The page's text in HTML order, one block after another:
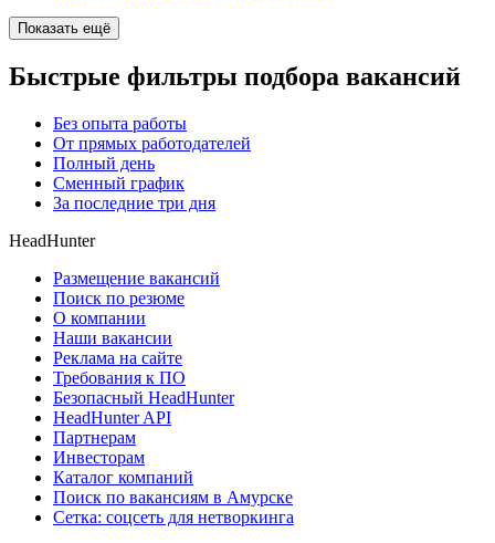
Показать ещё
Быстрые фильтры подбора вакансий
Без опыта работы
От прямых работодателей
Полный день
Сменный график
За последние три дня
HeadHunter
Размещение вакансий
Поиск по резюме
О компании
Наши вакансии
Реклама на сайте
Требования к ПО
Безопасный HeadHunter
HeadHunter API
Партнерам
Инвесторам
Каталог компаний
Поиск по вакансиям в Амурске
Сетка: соцсеть для нетворкинга